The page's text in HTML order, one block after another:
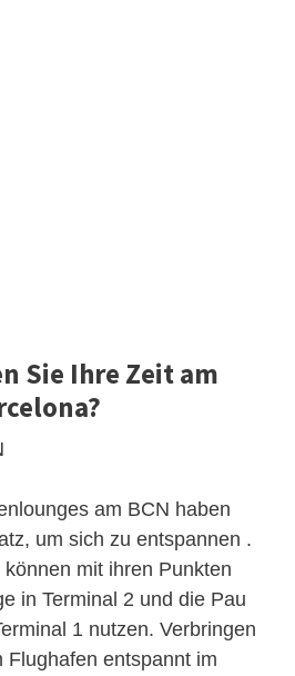
Sie Ihre Zeit am
am BCN haben
um sich zu entspannen .
mit ihren Punkten
in Terminal 2 und die Pau
1 nutzen. Verbringen
Flughafen entspannt im